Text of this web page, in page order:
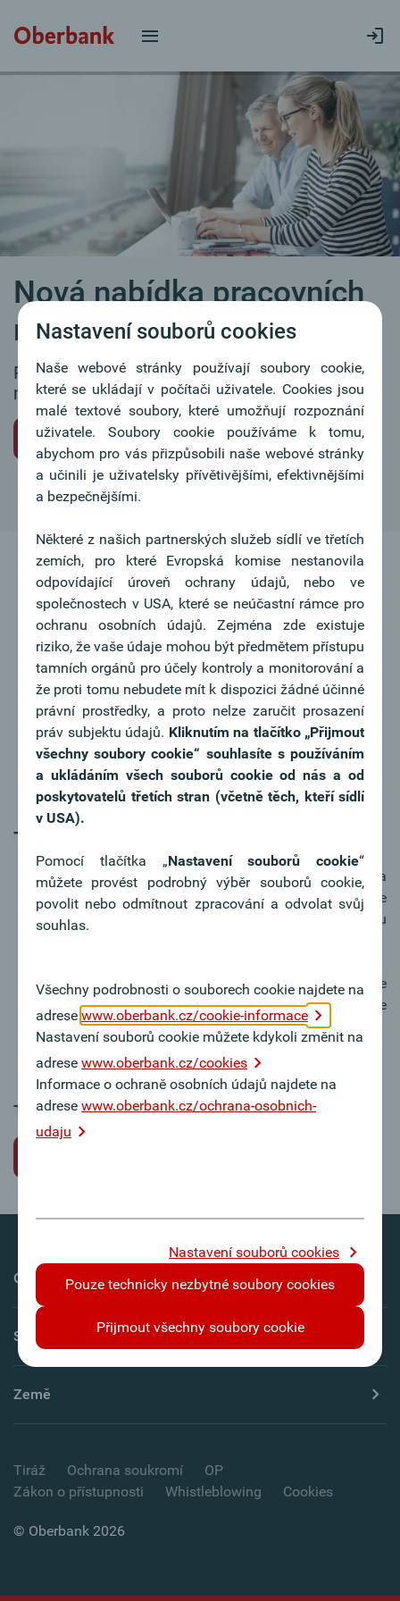
Nová nabídka pracovních
míst
Pro naše filiálky průběžně hledáme
motivované kolegyně a kolegy.
Iniciativní žádost o pracovní místo
Tipy k žádosti o místo
V motivačním dopise vyzdvihněte svou osobu a
váš zájem o práci v Oberbank. Motivační dopis je
nejosobnější dokument a obvykle první věc, kterou
Důkladně se připravte na přijímací pohovor. Ukažte
svůj zájem o Oberbank – rádi odpovíme na vaše
dotazy týkající se společnosti.
Tato pracovní pozice bohužel není k dispozici.
Nastavení souborů cookies
Naše webové stránky používají soubory cookie,
které se ukládají v počítači uživatele. Cookies jsou
malé textové soubory, které umožňují rozpoznání
uživatele. Soubory cookie používáme k tomu,
abychom pro vás přizpůsobili naše webové stránky
a učinili je uživatelsky přívětivějšími, efektivnějšími
a bezpečnějšími.
Některé z našich partnerských služeb sídlí ve třetích
zemích, pro které Evropská komise nestanovila
odpovídající úroveň ochrany údajů, nebo ve
společnostech v USA, které se neúčastní rámce pro
ochranu osobních údajů. Zejména zde existuje
riziko, že vaše údaje mohou být předmětem přístupu
tamních orgánů pro účely kontroly a monitorování a
že proti tomu nebudete mít k dispozici žádné účinné
právní prostředky, a proto nelze zaručit prosazení
práv subjektu údajů. Kliknutím na tlačítko „Přijmout
všechny soubory cookie“ souhlasíte s používáním
a ukládáním všech souborů cookie od nás a od
poskytovatelů třetích stran (včetně těch, kteří sídlí
v USA).
Pomocí tlačítka „Nastavení souborů cookie“
můžete provést podrobný výběr souborů cookie,
povolit nebo odmítnout zpracování a odvolat svůj
souhlas.
Všechny podrobnosti o souborech cookie najdete na
adrese www.oberbank.cz/cookie-informace
Nastavení souborů cookie můžete kdykoli změnit na
adrese www.oberbank.cz/cookies
Informace o ochraně osobních údajů najdete na
adrese www.oberbank.cz/ochrana-osobnich-
udaju
Nastavení souborů cookies
Pouze technicky nezbytné soubory cookies
Přijmout všechny soubory cookie
Oberbank AG
Servis
Země
Tiráž Ochrana soukromí
OP
Zákon o přístupnosti
Whistleblowing Cookies
© Oberbank 2026